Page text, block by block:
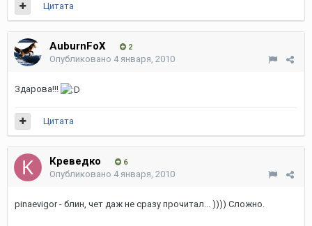
Цитата
AuburnFoX 2
Опубликовано 4 января, 2010
Здарова!!!
Цитата
Креведко 6
Опубликовано 4 января, 2010
pinaevigor - блин, чет даж не сразу прочитал... )))) Сложно.